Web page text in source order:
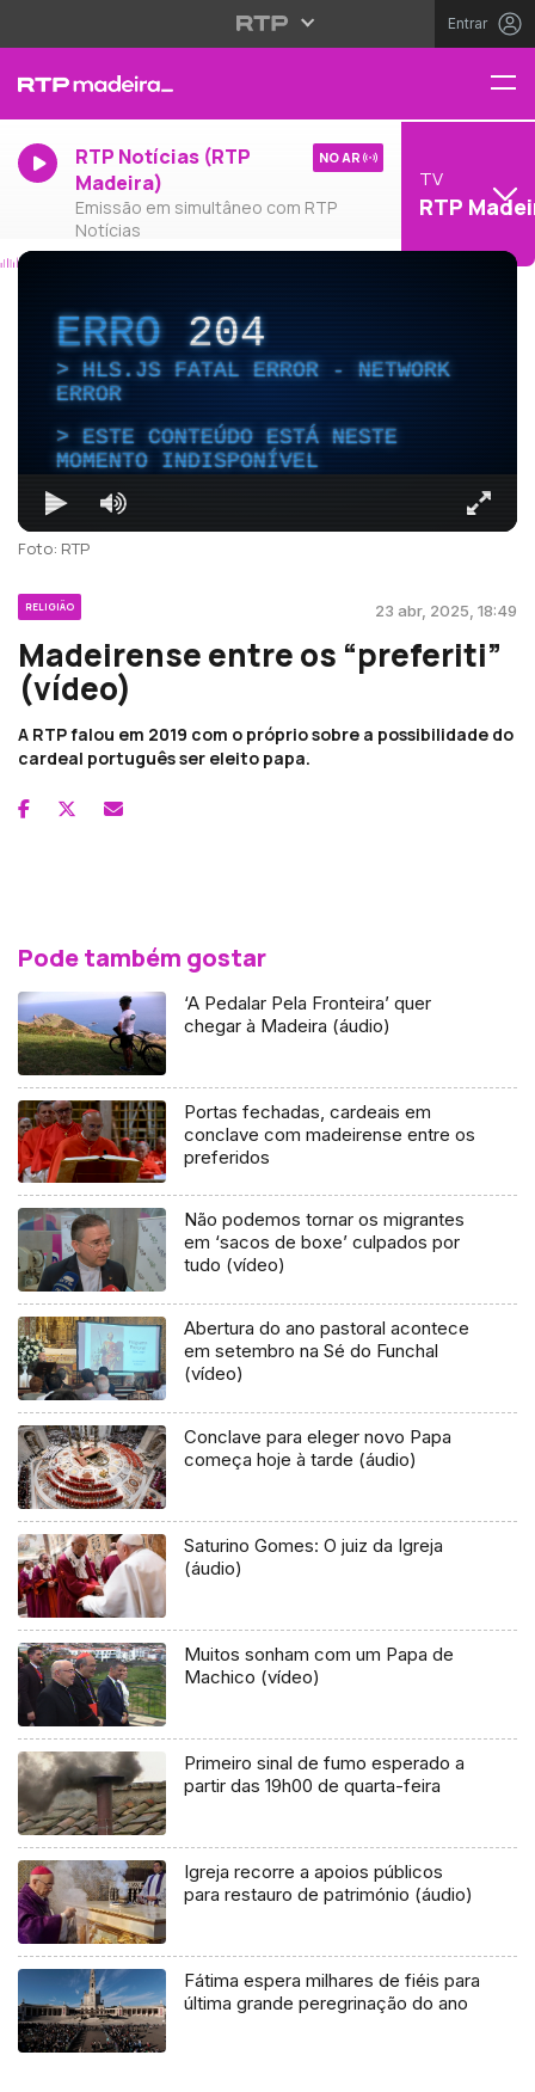
Entrar
RTP Notícias (RTP
Madeira)
Emissão em simultâneo com RTP
Notícias
NO AR
TV
RTP
ERRO204
HLS.JS FATAL ERROR - NETWORK
ERROR
ESTE CONTEÚDO ESTÁ NESTE
MOMENTO INDISPONÍVEL
Foto: RTP
RELIGIÃO 23 abr, 2025, 18:49
Madeirense entre os “preferiti”
(vídeo)
A RTP falou em 2019 com o próprio sobre a possibilidade do
cardeal português ser eleito papa.
Pode também gostar
‘A Pedalar Pela Fronteira’ quer
chegar à Madeira (áudio)
Portas fechadas, cardeais em
conclave com madeirense entre os
preferidos
Não podemos tornar os migrantes
em ‘sacos de boxe’ culpados por
tudo (vídeo)
Abertura do ano pastoral acontece
em setembro na Sé do Funchal
(vídeo)
Conclave para eleger novo Papa
começa hoje à tarde (áudio)
Saturino Gomes: O juiz da Igreja
(áudio)
Muitos sonham com um Papa de
Machico (vídeo)
Primeiro sinal de fumo esperado a
partir das 19h00 de quarta-feira
Igreja recorre a apoios públicos
para restauro de património (áudio)
Fátima espera milhares de fiéis para
última grande peregrinação do ano